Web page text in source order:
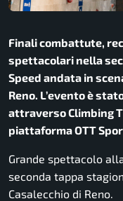
Finali combattute,
spettacolari nella
Speed andata in
Reno. L’evento è
attraverso Climbing
piattaforma OTT
Grande spettacolo
seconda tappa
Casalecchio di Reno